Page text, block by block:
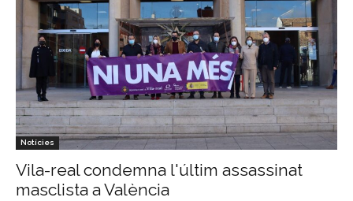
Notícies
Vila-real condemna l'últim assassinat
masclista a València